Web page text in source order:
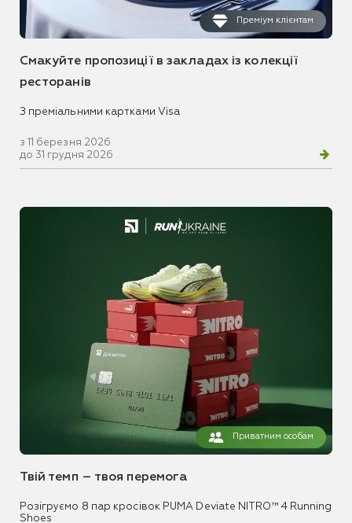
Преміум клієнтам
Смакуйте пропозиції в закладах із колекції
ресторанів
З преміальними картками Visa
з 11 березня 2026
до 31 грудня 2026
Приватним особам
Твій темп – твоя перемога
Розігруємо 8 пар кросівок PUMA Deviate NITRO™ 4 Running
Shoes